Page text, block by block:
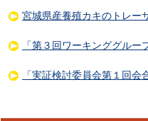
宮城県産養殖カキのトレー
「第３回ワーキンググルー
「実証検討委員会第１回会